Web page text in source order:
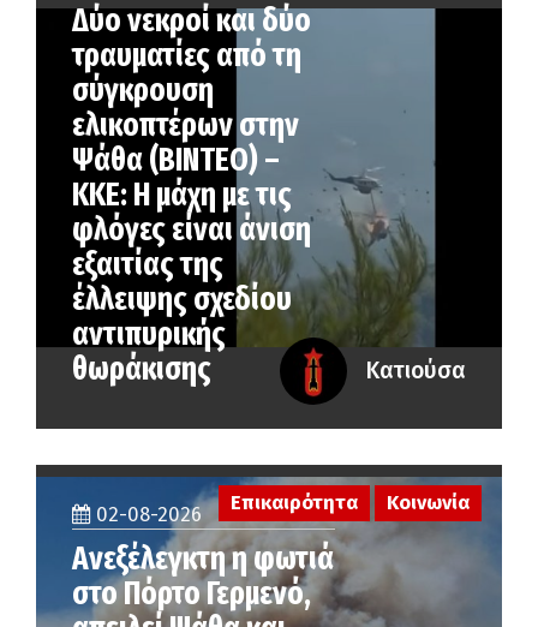
Δύο νεκροί και δύο
τραυματίες από τη
σύγκρουση
ελικοπτέρων στην
Ψάθα (ΒΙΝΤΕΟ) –
ΚΚΕ: Η μάχη με τις
φλόγες είναι άνιση
εξαιτίας της
έλλειψης σχεδίου
αντιπυρικής
θωράκισης
Κατιούσα
02-08-2026
Ανεξέλεγκτη η φωτιά
στο Πόρτο Γερμενό,
Επικαιρότητα Κοινωνία